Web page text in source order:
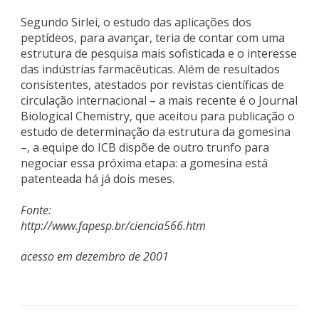
Segundo Sirlei, o estudo das aplicações dos
peptídeos, para avançar, teria de contar com uma
estrutura de pesquisa mais sofisticada e o interesse
das indústrias farmacêuticas. Além de resultados
consistentes, atestados por revistas científicas de
circulação internacional – a mais recente é o Journal
Biological Chemistry, que aceitou para publicação o
estudo de determinação da estrutura da gomesina
–, a equipe do ICB dispõe de outro trunfo para
negociar essa próxima etapa: a gomesina está
patenteada há já dois meses.
Fonte:
http://www.fapesp.br/ciencia566.htm
acesso em dezembro de 2001